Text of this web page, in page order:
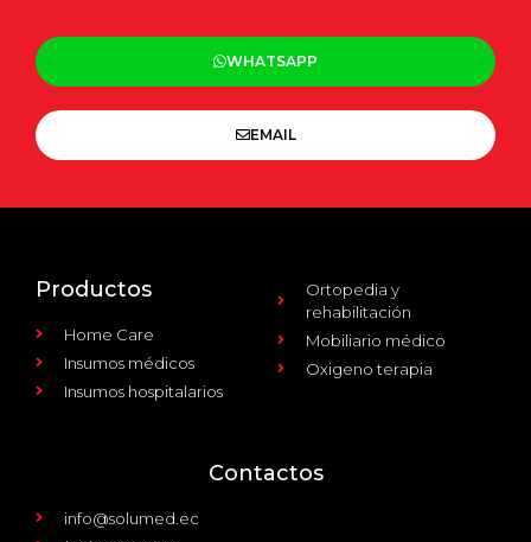
WHATSAPP
EMAIL
Productos
Home Care
Insumos médicos
Insumos hospitalarios
Ortopedia y
rehabilitación
Mobiliario médico
Oxigeno terapia
Contactos
info@solumed.ec